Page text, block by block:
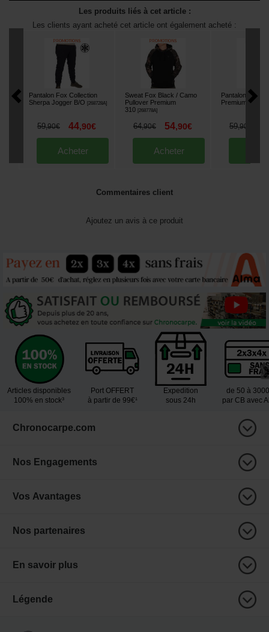
Les produits liés à cet article :
Les clients ayant acheté cet article ont également acheté :
Pantalon Fox Collection
Sherpa Jogger B/O
268728A]
59,90€ 44,90€
Acheter
Sweat Fox Black / Camo
Pullover Premium
310
268778A]
64,90€ 54,90€
Acheter
Pantalon Fox
Premium 310
59,90
Commentaires client
Ajoutez un avis à ce produit
Articles disponibles
100% en stock³
Port OFFERT
à partir de 99€¹
Expedition
sous 24h
de 50 à
par CB avec
Chronocarpe.com
Nos Engagements
Vos Avantages
Nos partenaires
En savoir plus
Légende